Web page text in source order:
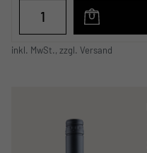
inkl. MwSt., zzgl. Versand